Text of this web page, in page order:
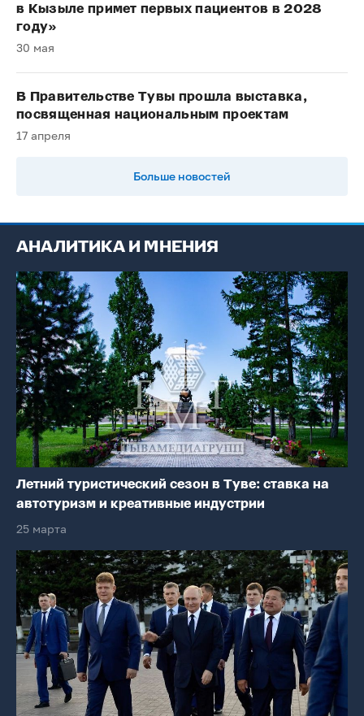
в Кызыле примет первых пациентов в 2028
году»
30 мая
В Правительстве Тувы прошла выставка,
посвященная национальным проектам
17 апреля
Больше новостей
АНАЛИТИКА И МНЕНИЯ
Летний туристический сезон в Туве: ставка на
автотуризм и креативные индустрии
25 марта